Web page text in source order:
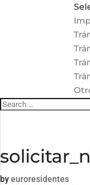
byeuroresidentes